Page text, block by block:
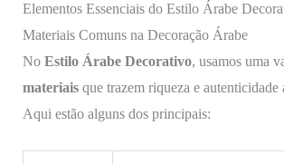
Elementos Essenciais do Estilo Árabe
Materiais Comuns na Decoração Árabe
No Estilo Árabe Decorativo, usamos uma
materiaisque trazem riqueza e autenticidade
Aqui estão alguns dos principais: